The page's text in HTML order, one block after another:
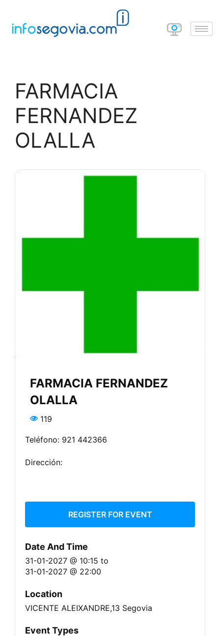
FARMACIA
FERNANDEZ
OLALLA
FARMACIA FERNANDEZ
OLALLA
119
Teléfono: 921 442366
Dirección:
REGISTER FOR EVENT
Date And Time
31-01-2027 @ 10:15 to
31-01-2027 @ 22:00
Location
VICENTE ALEIXANDRE,13 Segovia
Event Types